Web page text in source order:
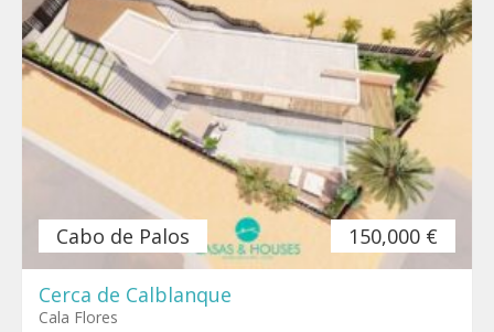
Cabo de Palos 150,000 €
Cerca de Calblanque
Cala Flores